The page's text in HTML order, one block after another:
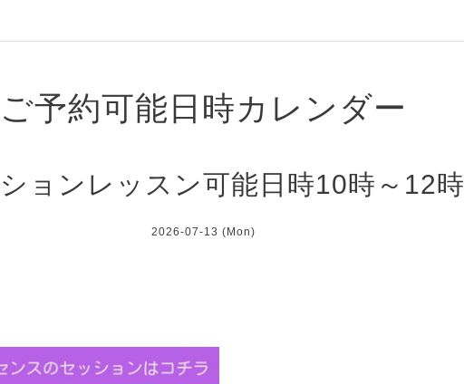
ご予約可能日時カレンダー
ョンレッスン可能日時10時～12時
2026-07-13 (Mon)